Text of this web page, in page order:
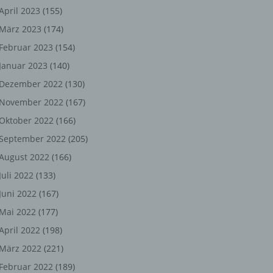
2023 (155)
März 2023 (174)
Februar 2023 (154)
Januar 2023 (140)
Dezember 2022 (130)
November 2022 (167)
Oktober 2022 (166)
September 2022 (205)
2022 (166)
Juli 2022 (133)
Juni 2022 (167)
Mai 2022 (177)
2022 (198)
März 2022 (221)
Februar 2022 (189)
oder